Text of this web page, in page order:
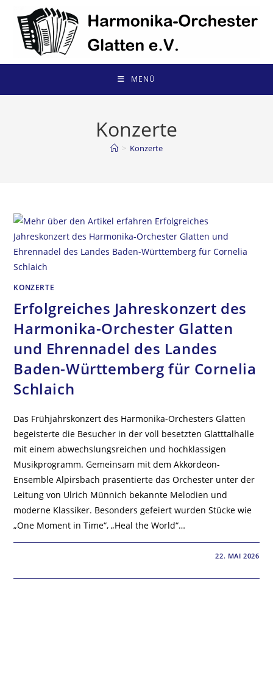
Inhalt
springen
MENÜ
Konzerte
> Konzerte
KONZERTE
Erfolgreiches Jahreskonzert des
Harmonika-Orchester Glatten
und Ehrennadel des Landes
Baden-Württemberg für Cornelia
Schlaich
Das Frühjahrskonzert des Harmonika-Orchesters Glatten
begeisterte die Besucher in der voll besetzten Glatttalhalle
mit einem abwechslungsreichen und hochklassigen
Musikprogramm. Gemeinsam mit dem Akkordeon-
Ensemble Alpirsbach präsentierte das Orchester unter der
Leitung von Ulrich Münnich bekannte Melodien und
moderne Klassiker. Besonders gefeiert wurden Stücke wie
„One Moment in Time“, „Heal the World“…
22. MAI 2026